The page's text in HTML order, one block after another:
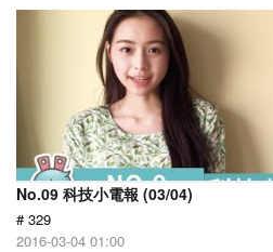
No.09 科技小電報 (03/04)
# 329
2016-03-04 01:00